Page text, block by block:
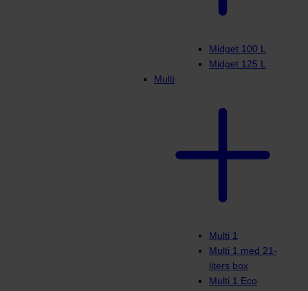
Midget 100 L
Midget 125 L
Multi
Multi 1
Multi 1 med 21-
liters box
Multi 1 Eco